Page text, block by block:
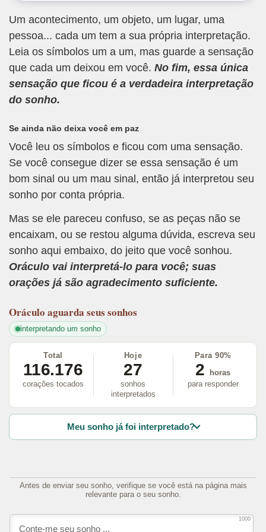
Um acontecimento, um objeto, um lugar, uma
pessoa... cada um tem a sua própria interpretação.
Leia os símbolos um a um, mas guarde a sensação
que cada um deixou em você. No fim, essa única
sensação que ficou é a verdadeira interpretação
do sonho.
Se ainda não deixa você em paz
Você leu os símbolos e ficou com uma sensação.
Se você consegue dizer se essa sensação é um
bom sinal ou um mau sinal, então já interpretou seu
sonho por conta própria.
Mas se ele pareceu confuso, se as peças não se
encaixam, ou se restou alguma dúvida, escreva seu
sonho aqui embaixo, do jeito que você sonhou.
Oráculo vai interpretá-lo para você; suas
orações já são agradecimento suficiente.
Oráculo aguarda seus sonhos
interpretando um sonho
Total
116.176
corações tocados
Hoje
27
sonhos
interpretados
Para 90%
2
horas
para responder
Meu sonho já foi interpretado?
Antes de enviar seu sonho, verifique se você está na página mais
relevante para o seu sonho.
1000